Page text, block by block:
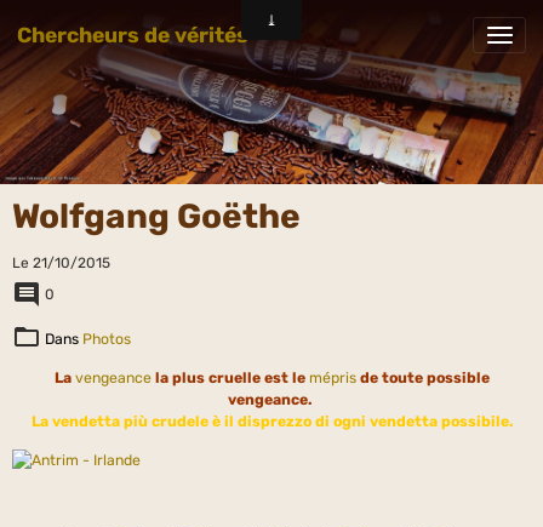
Chercheurs de vérités
Wolfgang Goëthe
Le 21/10/2015
0
Dans Photos
La vengeancela plus cruelle est le méprisde toute possible
vengeance.
La vendetta più crudele è il disprezzo di ogni vendetta possibile.